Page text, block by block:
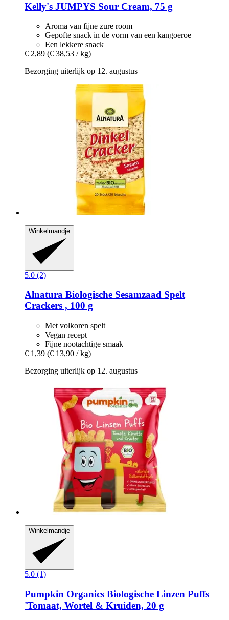
Kelly's JUMPYS Sour Cream, 75 g
Aroma van fijne zure room
Gepofte snack in de vorm van een kangoeroe
Een lekkere snack
€ 2,89 (€ 38,53 / kg)
Bezorging uiterlijk op 12. augustus
Winkelmandje
5.0 (2)
Alnatura Biologische Sesamzaad Spelt
Crackers , 100 g
Met volkoren spelt
Vegan recept
Fijne nootachtige smaak
€ 1,39 (€ 13,90 / kg)
Bezorging uiterlijk op 12. augustus
Winkelmandje
5.0 (1)
Pumpkin Organics Biologische Linzen Puffs
'Tomaat, Wortel & Kruiden, 20 g